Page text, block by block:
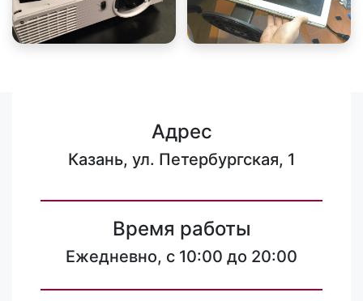
Адрес
Казань, ул. Петербургская, 1
Время работы
Ежедневно, с 10:00 до 20:00